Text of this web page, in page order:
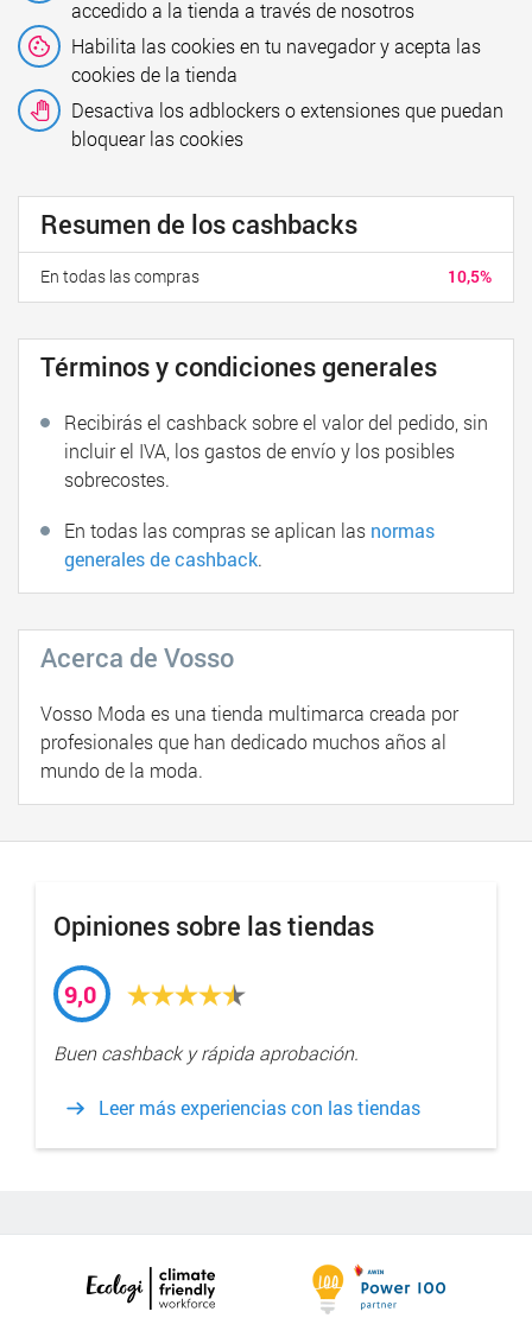
accedido a la tienda a través de nosotros
Habilita las cookies en tu navegador y acepta las
cookies de la tienda
Desactiva los adblockers o extensiones que puedan
bloquear las cookies
Resumen de los cashbacks
10,5%
En todas las compras
Términos y condiciones generales
Recibirás el cashback sobre el valor del pedido, sin
incluir el IVA, los gastos de envío y los posibles
sobrecostes.
En todas las compras se aplican las normas
generales de cashback.
Acerca de Vosso
Vosso Moda es una tienda multimarca creada por
profesionales que han dedicado muchos años al
mundo de la moda.
Opiniones sobre las tiendas
9,0
Buen cashback y rápida aprobación.
Leer más experiencias con las tiendas